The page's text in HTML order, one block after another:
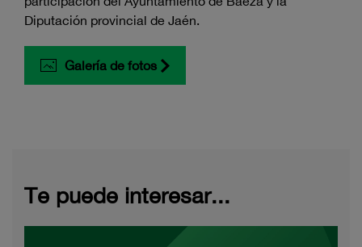
Diputación provincial de Jaén.
Galería de fotos
Te puede interesar...